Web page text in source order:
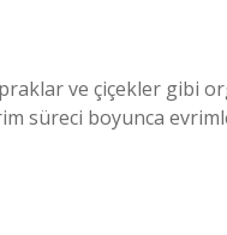
ve çiçekler gibi
süreci boyunca